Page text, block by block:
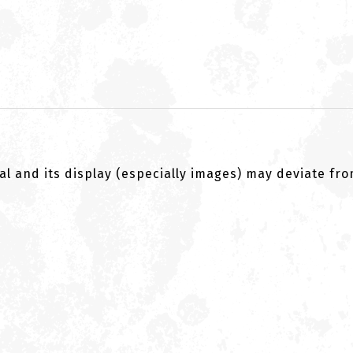
and its display (especially images) may deviate